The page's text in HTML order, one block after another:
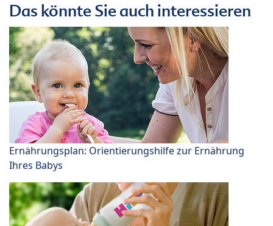
Das könnte Sie auch interessieren
Ernährungsplan: Orientierungshilfe zur Ernährung
Ihres Babys